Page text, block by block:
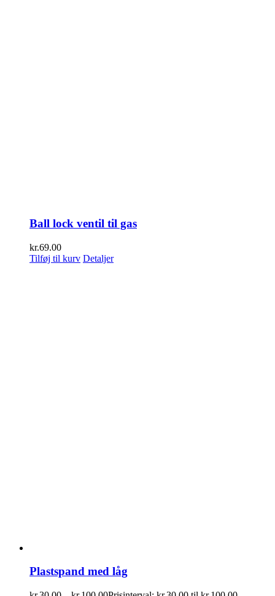
Ball lock ventil til gas
kr.69.00
Tilføj til kurv Detaljer
Plastspand med låg